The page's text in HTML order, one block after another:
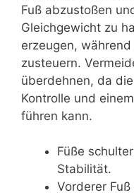
Fuß abzustoßen
Gleichgewicht zu
erzeugen,
zusteuern.
überdehnen, da
Kontrolle und
führen kann.
Füße
Stabilität.
Vorderer